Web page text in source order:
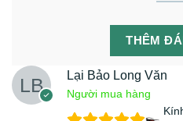
THÊM
Lại Bảo Long Văn
Người mua hàng